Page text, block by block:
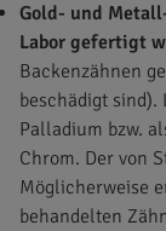
Gold- und
Labor gefertigt
Backenzähnen
beschädigt sind).
Palladium bzw.
Chrom. Der von
Möglicherweise
behandelten